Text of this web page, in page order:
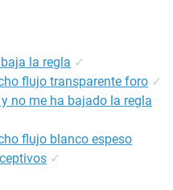
la regla ✓
flujo transparente foro ✓
no me ha bajado la regla
flujo blanco espeso
✓